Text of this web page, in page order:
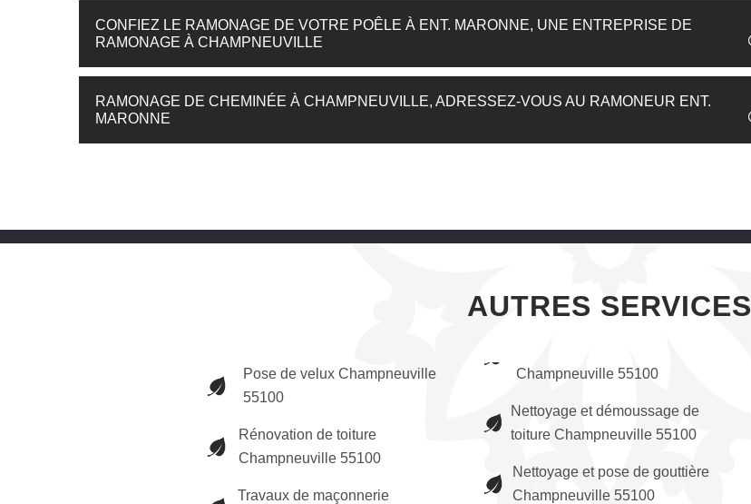
CONFIEZ LE RAMONAGE DE VOTRE POÊLE À ENT. MARONNE, UNE ENTREPRISE DE
RAMONAGE À CHAMPNEUVILLE
RAMONAGE DE CHEMINÉE À CHAMPNEUVILLE, ADRESSEZ-VOUS AU RAMONEUR ENT.
MARONNE
AUTRES SERVICES
Pose de velux Champneuville
55100
Rénovation de toiture
Champneuville 55100
Travaux de maçonnerie
Champneuville 55100
Nettoyage et démoussage de
toiture Champneuville 55100
Nettoyage et pose de gouttière
Champneuville 55100